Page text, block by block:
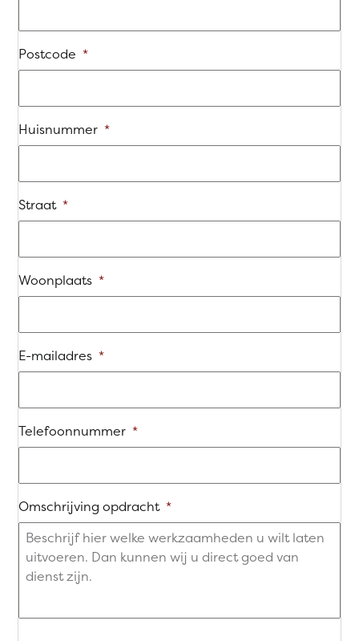
Postcode *
Huisnummer *
Straat *
Woonplaats *
E-mailadres *
Telefoonnummer *
Omschrijving opdracht *